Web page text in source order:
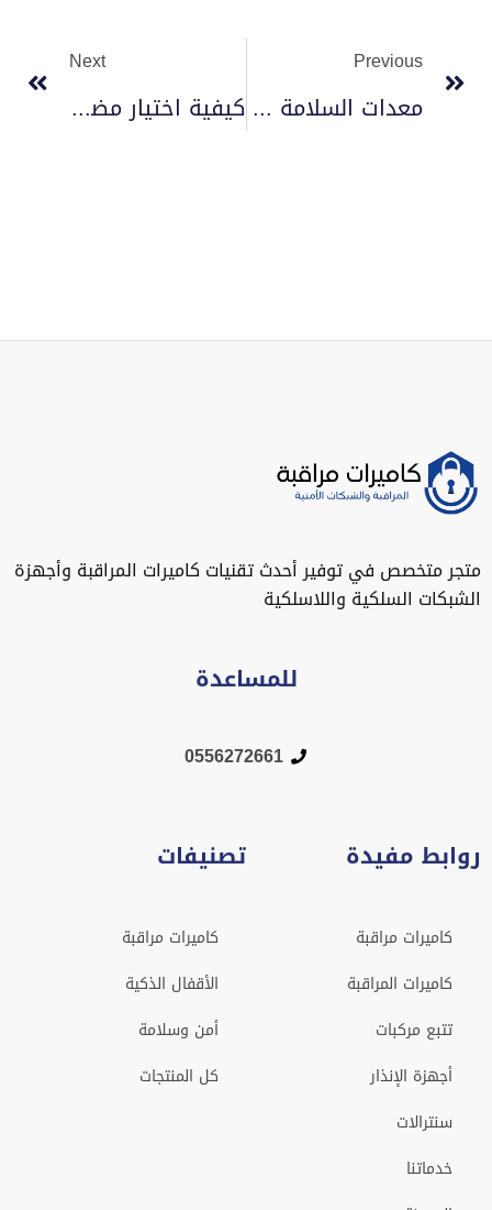
Previous
معدات السلامة المنزلية 2022
Next
كيفية اختيار مضخات الحريق 2023
متجر متخصص في توفير أحدث تقنيات كاميرات المراقبة وأجهزة
الشبكات السلكية واللاسلكية
للمساعدة
0556272661
روابط مفيدة
كاميرات مراقبة
كاميرات المراقبة
تتبع مركبات
أجهزة الإنذار
سنترالات
خدماتنا
تصنيفات
كاميرات مراقبة
الأقفال الذكية
أمن وسلامة
كل المنتجات